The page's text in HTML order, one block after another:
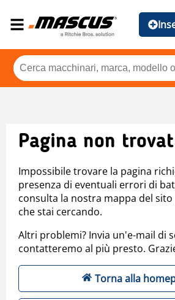
Pagina non
Impossibile trovare la pagina
presenza di eventuali errori di
consulta la nostra mappa del
che stai cercando.
Altri problemi? Invia un'e-mail di
contatteremo al più presto.
Torna alla